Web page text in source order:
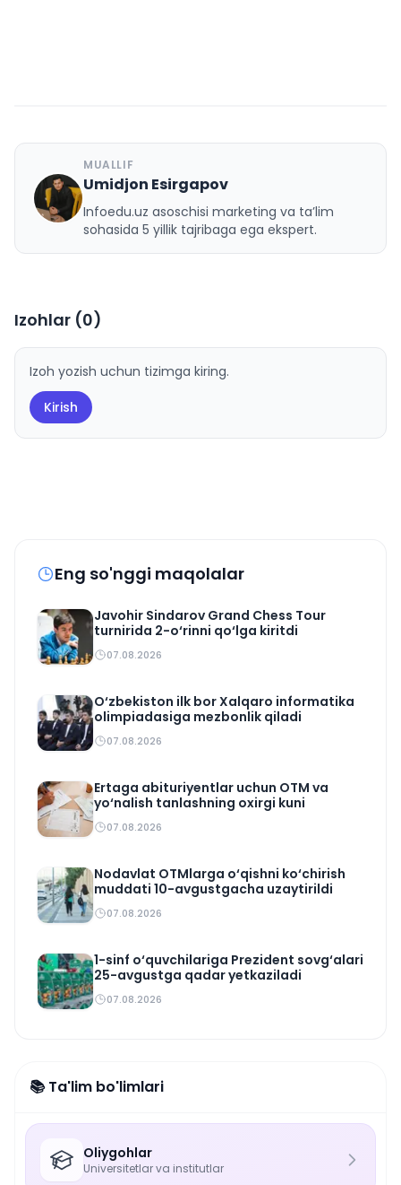
U
MUALLIF
Umidjon Esirgapov
Infoedu.uz asoschisi marketing va ta’lim
sohasida 5 yillik tajribaga ega ekspert.
Izohlar (0)
Izoh yozish uchun tizimga kiring.
Kirish
Eng so'nggi maqolalar
Javohir Sindarov Grand Chess Tour
turnirida 2-o‘rinni qo‘lga kiritdi
07.08.2026
O‘zbekiston ilk bor Xalqaro informatika
olimpiadasiga mezbonlik qiladi
07.08.2026
Ertaga abituriyentlar uchun OTM va
yo‘nalish tanlashning oxirgi kuni
07.08.2026
Nodavlat OTMlarga o‘qishni ko‘chirish
muddati 10-avgustgacha uzaytirildi
07.08.2026
1-sinf o‘quvchilariga Prezident sovg‘alari
25-avgustga qadar yetkaziladi
07.08.2026
📚 Ta'lim bo'limlari
Oliygohlar
Universitetlar va institutlar